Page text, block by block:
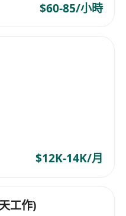
$60-85/小時
$12K-14K/月
工作)